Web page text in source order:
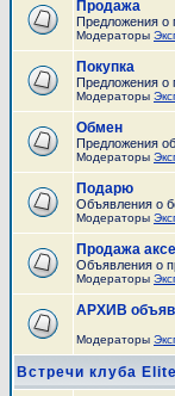
Продажа
Предложения о
Модераторы
Покупка
Предложения о
Модераторы
Обмен
Предложения
Модераторы
Подарю
Объявления о
Модераторы
Продажа
Объявления о
Модераторы
АРХИВ
Модераторы
Встречи клуба